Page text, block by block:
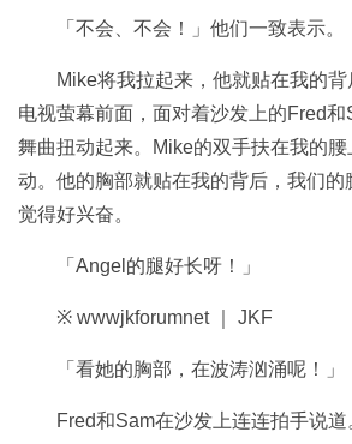
「不会、不会！」他们一致表示。
Mike将我拉起来，他就贴在我的
电视萤幕前面，面对着沙发上的Fred
舞曲扭动起来。Mike的双手扶在我的
动。他的胸部就贴在我的背后，我们的
觉得好兴奋。
「Angel的腿好长呀！」
※ wwwjkforumnet ｜ JKF
「看她的胸部，在波涛汹涌呢！」
Fred和Sam在沙发上连连拍手说道